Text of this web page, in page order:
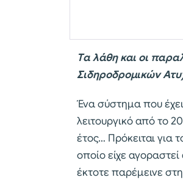
Tα λάθη και οι
Σιδηροδρομικών
Ένα σύστημα που
λειτουργικό από το
έτος… Πρόκειται
οποίο είχε
έκτοτε παρέμεινε